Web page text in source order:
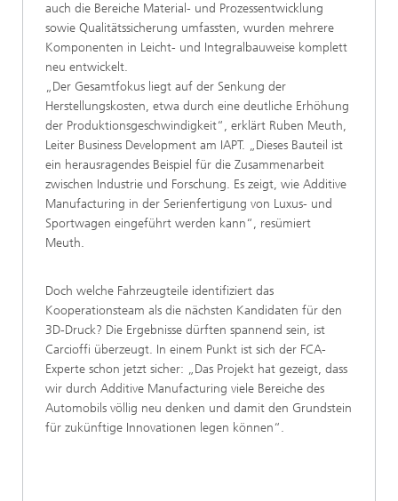
auch die Bereiche Material- und Prozessentwicklung
sowie Qualitätssicherung umfassten, wurden mehrere
Komponenten in Leicht- und Integralbauweise komplett
neu entwickelt.
„Der Gesamtfokus liegt auf der Senkung der
Herstellungskosten, etwa durch eine deutliche Erhöhung
der Produktionsgeschwindigkeit“, erklärt Ruben Meuth,
Leiter Business Development am IAPT. „Dieses Bauteil ist
ein herausragendes Beispiel für die Zusammenarbeit
zwischen Industrie und Forschung. Es zeigt, wie Additive
Manufacturing in der Serienfertigung von Luxus- und
Sportwagen eingeführt werden kann“, resümiert
Meuth.
Doch welche Fahrzeugteile identifiziert das
Kooperationsteam als die nächsten Kandidaten für den
3D-Druck? Die Ergebnisse dürften spannend sein, ist
Carcioffi überzeugt. In einem Punkt ist sich der FCA-
Experte schon jetzt sicher: „Das Projekt hat gezeigt, dass
wir durch Additive Manufacturing viele Bereiche des
Automobils völlig neu denken und damit den Grundstein
für zukünftige Innovationen legen können“.